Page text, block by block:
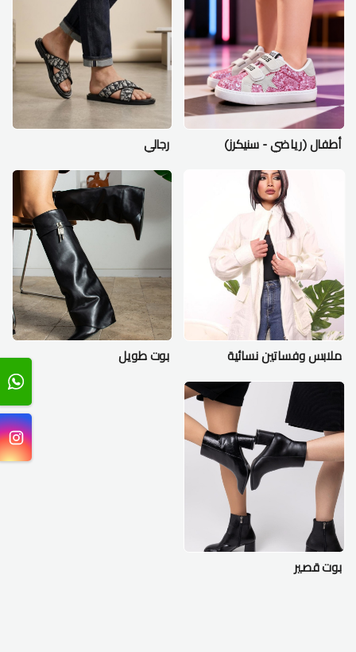
أطفال (رياضي - سنيكرز) رجالي
ملابس وفساتين نسائية بوت طويل
بوت قصير